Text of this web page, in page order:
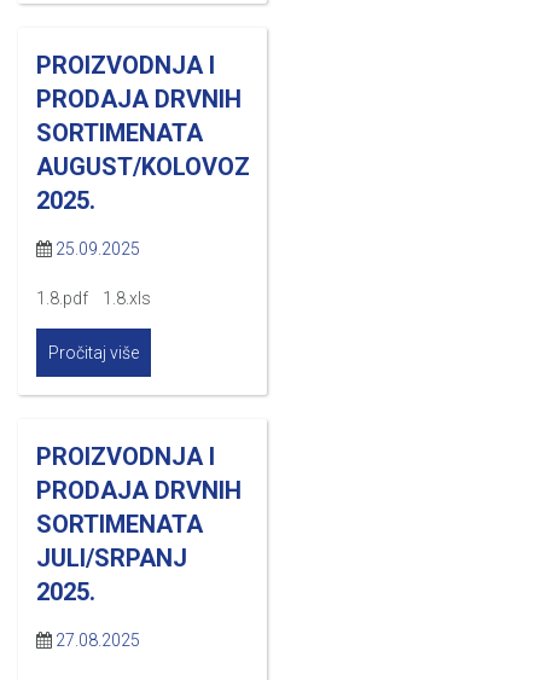
PROIZVODNJA I
PRODAJA DRVNIH
SORTIMENATA
AUGUST/KOLOVOZ
2025.
25.09.2025
1.8.pdf 1.8.xls
Pročitaj više
PROIZVODNJA I
PRODAJA DRVNIH
SORTIMENATA
JULI/SRPANJ
2025.
27.08.2025